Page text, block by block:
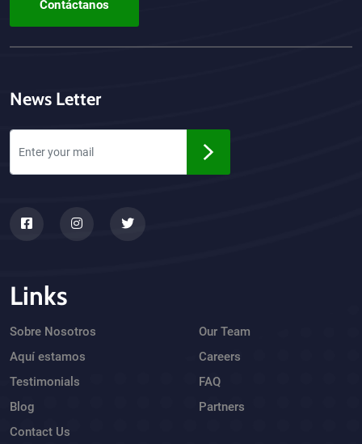
Contáctanos
News Letter
Links
Sobre Nosotros
Aquí estamos
Testimonials
Blog
Contact Us
Our Team
Careers
FAQ
Partners